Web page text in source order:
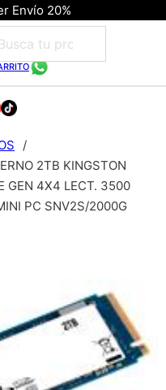
Envío 20%
/
2TB KINGSTON
GEN 4X4 LECT. 3500
PC SNV2S/2000G